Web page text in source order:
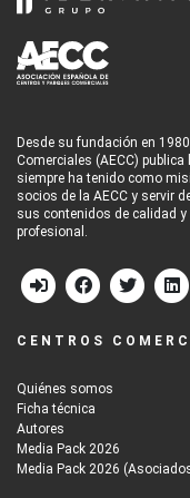
Desde su fundación en
Comerciales (AECC)
siempre ha tenido como
socios de la AECC y servir
sus contenidos de calidad
profesional.
CENTROS
Quiénes somos
Ficha técnica
Autores
Media Pack 2026
Media Pack 2026